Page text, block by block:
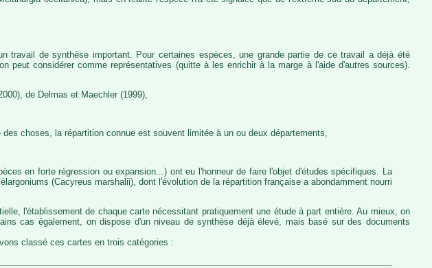
travail de synthèse important. Pour certaines espèces, une grande partie de ce travail a déjà été
peut considérer comme représentatives (quitte à les enrichir à la marge à l'aide d'autres sources).
de Delmas et Maechler (1999),
choses, la répartition connue est souvent limitée à un ou deux départements,
en forte régression ou expansion...) ont eu l'honneur de faire l'objet d'études spécifiques. La
(Cacyreus marshalii), dont l'évolution de la répartition française a abondamment nourri
l'établissement de chaque carte nécessitant pratiquement une étude à part entière. Au mieux, on
cas également, on dispose d'un niveau de synthèse déjà élevé, mais basé sur des documents
classé ces cartes en trois catégories :